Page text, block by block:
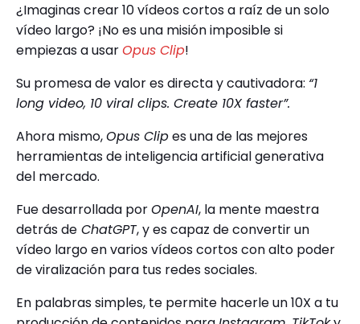
¿Imaginas crear 10 vídeos cortos a raíz de un solo
vídeo largo? ¡No es una misión imposible si
empiezas a usarOpus Clip!
Su promesa de valor es directa y cautivadora: “1
long video, 10 viral clips. Create 10X faster”.
Ahora mismo,Opus Clipes una de las mejores
herramientas de inteligencia artificial generativa
del mercado.
Fue desarrollada porOpenAI, la mente maestra
detrás de ChatGPT, y es capaz de convertir un
vídeo largo en varios vídeos cortos con alto poder
de viralización para tus redes sociales.
En palabras simples, te permite hacerle un 10X a tu